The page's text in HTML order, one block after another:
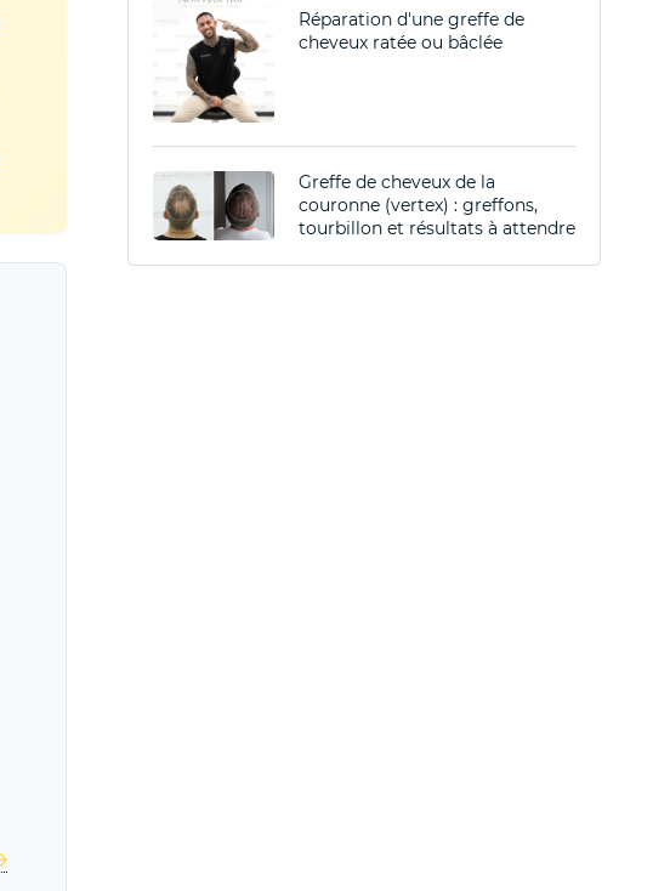
Réparation d'une greffe de
cheveux ratée ou bâclée
Greffe de cheveux de la
couronne (vertex) : greffons,
tourbillon et résultats à attendre